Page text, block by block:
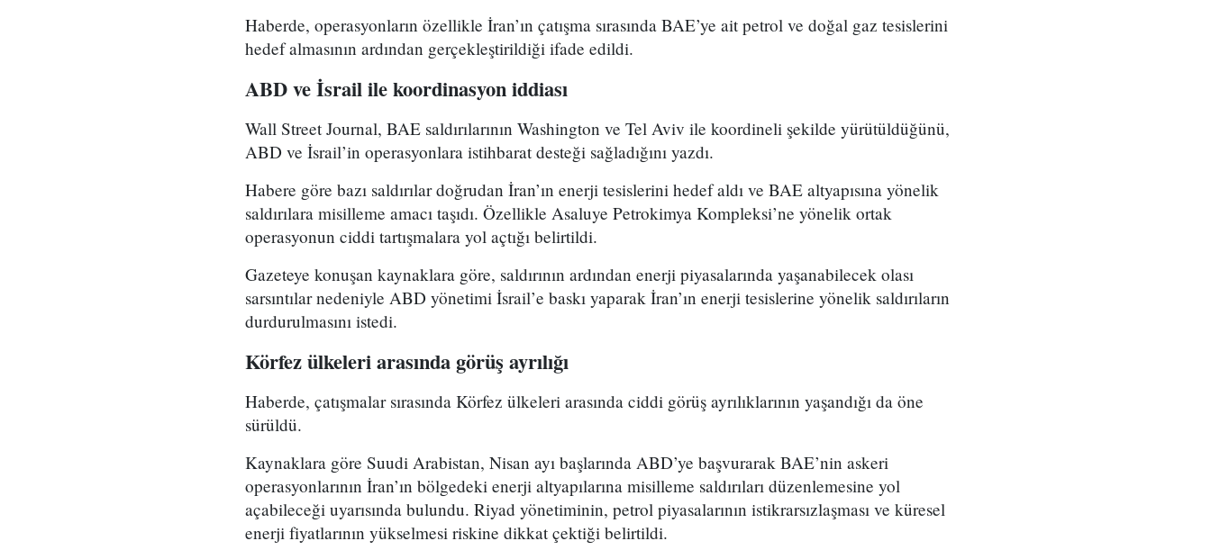
Haberde, operasyonların özellikle İran’ın çatışma sırasında BAE’ye ait petrol ve doğal gaz tesislerini
hedef almasının ardından gerçekleştirildiği ifade edildi.
ABD ve İsrail ile koordinasyon iddiası
Wall Street Journal, BAE saldırılarının Washington ve Tel Aviv ile koordineli şekilde yürütüldüğünü,
ABD ve İsrail’in operasyonlara istihbarat desteği sağladığını yazdı.
Habere göre bazı saldırılar doğrudan İran’ın enerji tesislerini hedef aldı ve BAE altyapısına yönelik
saldırılara misilleme amacı taşıdı. Özellikle Asaluye Petrokimya Kompleksi’ne yönelik ortak
operasyonun ciddi tartışmalara yol açtığı belirtildi.
Gazeteye konuşan kaynaklara göre, saldırının ardından enerji piyasalarında yaşanabilecek olası
sarsıntılar nedeniyle ABD yönetimi İsrail’e baskı yaparak İran’ın enerji tesislerine yönelik saldırıların
durdurulmasını istedi.
Körfez ülkeleri arasında görüş ayrılığı
Haberde, çatışmalar sırasında Körfez ülkeleri arasında ciddi görüş ayrılıklarının yaşandığı da öne
sürüldü.
Kaynaklara göre Suudi Arabistan, Nisan ayı başlarında ABD’ye başvurarak BAE’nin askeri
operasyonlarının İran’ın bölgedeki enerji altyapılarına misilleme saldırıları düzenlemesine yol
açabileceği uyarısında bulundu. Riyad yönetiminin, petrol piyasalarının istikrarsızlaşması ve küresel
enerji fiyatlarının yükselmesi riskine dikkat çektiği belirtildi.